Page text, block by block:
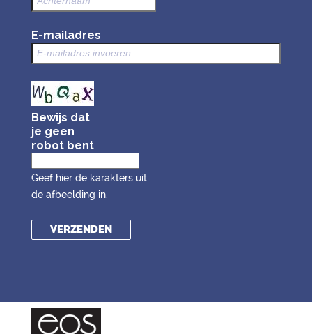
E-mailadres
Bewijs dat
je geen
robot bent
Geef hier de karakters uit
de afbeelding in.